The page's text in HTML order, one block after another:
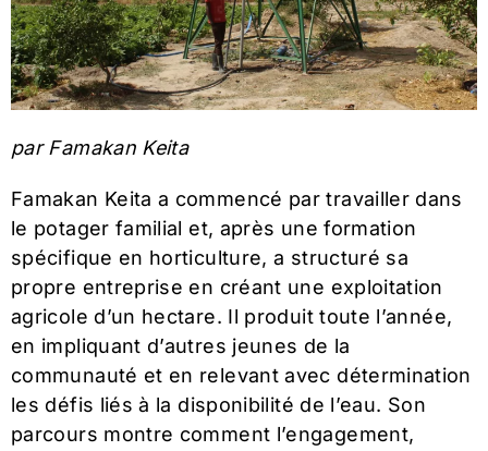
par Famakan Keita
Famakan Keita a commencé par travailler dans
le potager familial et, après une formation
spécifique en horticulture, a structuré sa
propre entreprise en créant une exploitation
agricole d’un hectare. Il produit toute l’année,
en impliquant d’autres jeunes de la
communauté et en relevant avec détermination
les défis liés à la disponibilité de l’eau. Son
parcours montre comment l’engagement,